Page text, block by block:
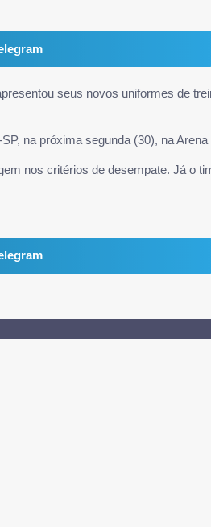
seus novos uniformes de
na próxima segunda (30), na
nos critérios de desempate. Já o